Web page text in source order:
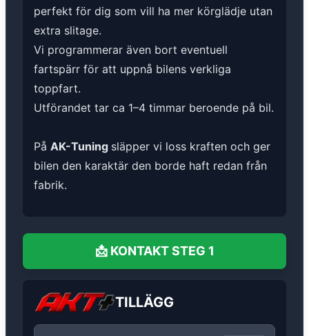
perfekt för dig som vill ha mer körglädje utan
extra slitage.
Vi programmerar även bort eventuell
fartspärr för att uppnå bilens verkliga
toppfart.
Utförandet tar ca 1–4 timmar beroende på bil.
På AK-Tuning släpper vi loss kraften och ger
bilen den karaktär den borde haft redan från
fabrik.
📩 KONTAKT STEG 1
TILLÄGG